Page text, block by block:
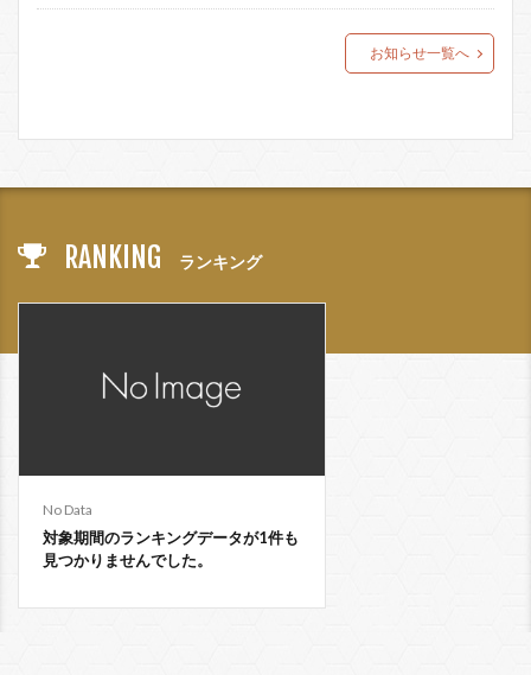
お知らせ一覧へ
RANKING ランキング
No Data
対象期間のランキングデータが1件も
見つかりませんでした。